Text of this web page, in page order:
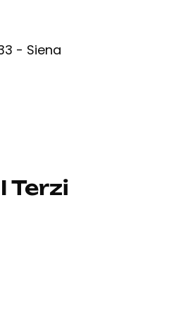
- Siena
Terzi